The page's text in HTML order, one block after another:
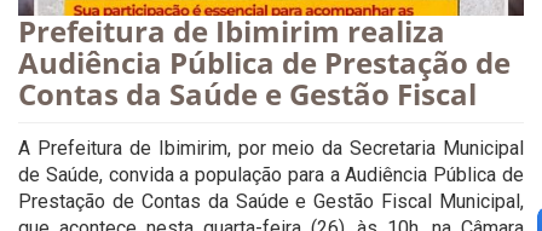
Prefeitura de Ibimirim realiza
Audiência Pública de Prestação de
Contas da Saúde e Gestão Fiscal
A Prefeitura de Ibimirim, por meio da Secretaria Municipal
de Saúde, convida a população para a Audiência Pública de
Prestação de Contas da Saúde e Gestão Fiscal Municipal,